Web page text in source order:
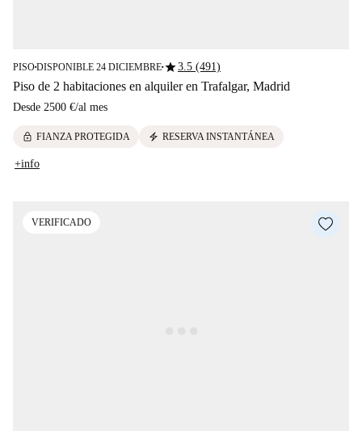
PISO■DISPONIBLE 24 DICIEMBRE■star3.5 (491)
Piso de 2 habitaciones en alquiler en Trafalgar, Madrid
Desde 2500 €/al mes
lock FIANZA PROTEGIDA electric_bolt RESERVA INSTANTÁNEA
+info
VERIFICADO